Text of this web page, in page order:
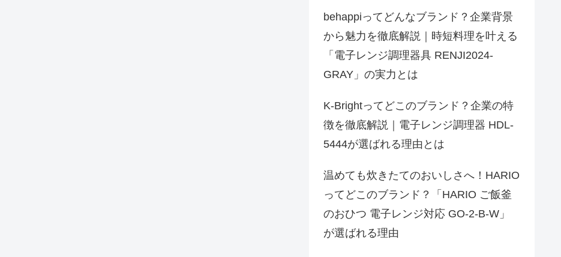
behappiってどんなブランド？企業背景
から魅力を徹底解説｜時短料理を叶える
「電子レンジ調理器具 RENJI2024-
GRAY」の実力とは
K-Brightってどこのブランド？企業の特
徴を徹底解説｜電子レンジ調理器 HDL-
5444が選ばれる理由とは
温めても炊きたてのおいしさへ！HARIO
ってどこのブランド？「HARIO ご飯釜
のおひつ 電子レンジ対応 GO-2-B-W」
が選ばれる理由